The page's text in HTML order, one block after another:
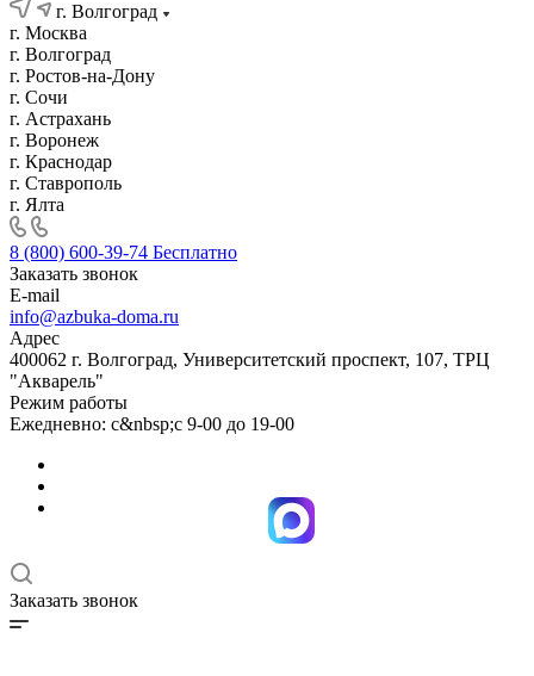
г. Волгоград
г. Москва
г. Волгоград
г. Ростов-на-Дону
г. Сочи
г. Астрахань
г. Воронеж
г. Краснодар
г. Ставрополь
г. Ялта
8 (800) 600-39-74 Бесплатно
Заказать звонок
E-mail
info@azbuka-doma.ru
Адрес
400062 г. Волгоград, Университетский проспект, 107, ТРЦ
"Акварель"
Режим работы
Ежедневно: с&nbsp;с 9-00 до 19-00
Заказать звонок